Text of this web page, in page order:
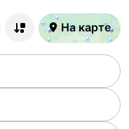
На карте